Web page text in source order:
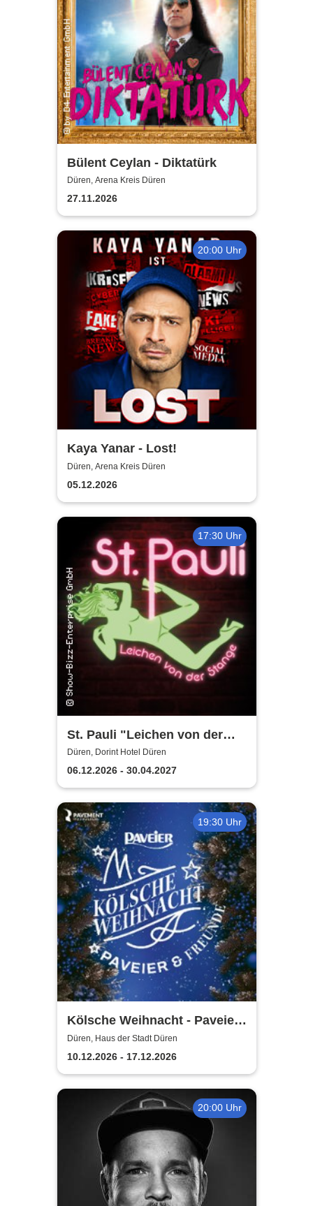
Bülent Ceylan - Diktatürk
Düren, Arena Kreis Düren
27.11.2026
20:00 Uhr
Kaya Yanar - Lost!
Düren, Arena Kreis Düren
05.12.2026
17:30 Uhr
St. Pauli "Leichen von der
Stange" - Krimi-Dinner
Düren, Dorint Hotel Düren
06.12.2026 - 30.04.2027
19:30 Uhr
Kölsche Weihnacht - Paveier
& Freunde 2026
Düren, Haus der Stadt Düren
10.12.2026 - 17.12.2026
20:00 Uhr